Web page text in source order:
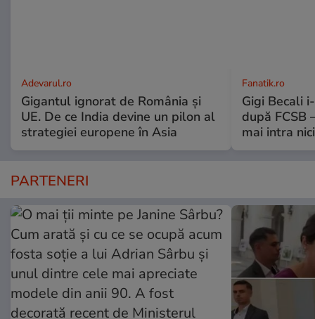
Adevarul.ro
Gigantul ignorat de România și
UE. De ce India devine un pilon al
strategiei europene în Asia
Fanatik.ro
Gigi Becali
după FCSB
mai intra
PARTENERI